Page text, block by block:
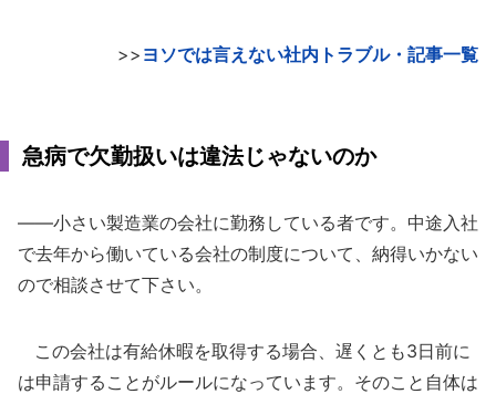
>> ヨソでは言えない社内トラブル・記事一覧
急病で欠勤扱いは違法じゃないのか
――小さい製造業の会社に勤務している者です。中途入社
で去年から働いている会社の制度について、納得いかない
ので相談させて下さい。
この会社は有給休暇を取得する場合、遅くとも3日前に
は申請することがルールになっています。そのこと自体は